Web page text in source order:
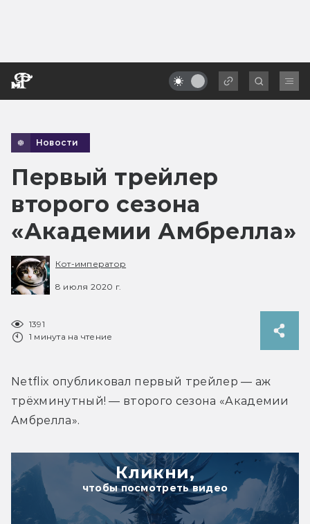
Новости
Первый трейлер
второго сезона
«Академии Амбрелла»
Кот-император
8 июля 2020 г.
1391
1 минута на чтение
Netflix опубликовал первый трейлер — аж
трёхминутный! — второго сезона «Академии
Амбрелла».
Кликни,
чтобы посмотреть видео